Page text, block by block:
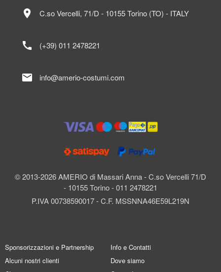
© 2013-2026 AMERIO di Massari Anna - C.so Vercelli 71/D
- 10155 Torino - 011 2478221
P.IVA 00738590017 - C.F. MSSNNA46E59L219N
location_on C.so Vercelli, 71/D - 10155 Torino (TO) - ITALY
call (+39) 011 2478221
mail info@amerio-costumi.com
Sponsorizzazioni e Partnership
Alcuni nostri clienti
Info e Contatti
Dove siamo